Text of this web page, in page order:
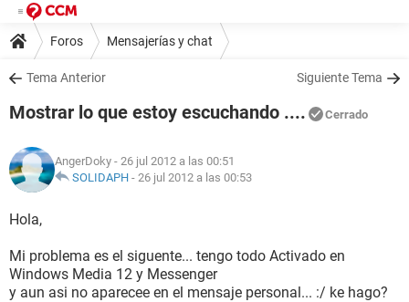
Foros Mensajerías y chat
Tema Anterior Siguiente Tema
Mostrar lo que estoy escuchando .... Cerrado
AngerDoky - 26 jul 2012 a las 00:51
SOLIDAPH - 26 jul 2012 a las 00:53
Hola,
Mi problema es el siguente... tengo todo Activado en
Windows Media 12 y Messenger
y aun asi no aparecee en el mensaje personal... :/ ke hago?